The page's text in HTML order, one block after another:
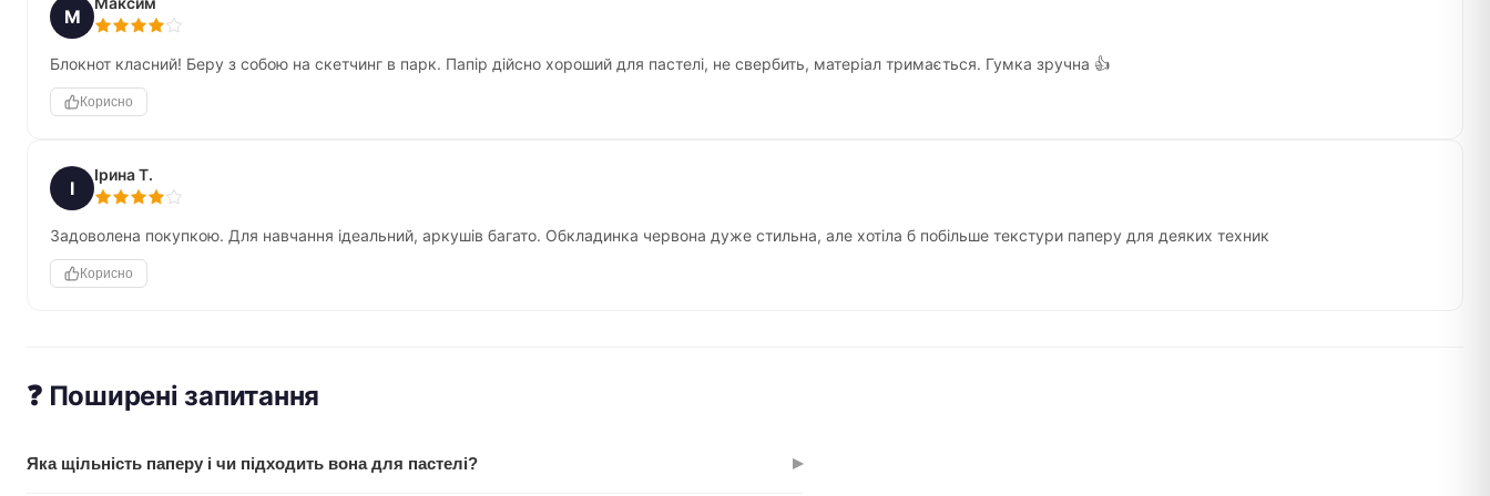
М
Блокнот класний! Беру з собою на скетчинг в парк. Папір дійсно хороший для пастелі, не свербить, матеріал тримається. Гумка зручна 👍
Корисно
І
Ірина Т.
Задоволена покупкою. Для навчання ідеальний, аркушів багато. Обкладинка червона дуже стильна, але хотіла б побільше текстури паперу для деяких техник
Корисно
❓ Поширені запитання
Яка щільність паперу і чи підходить вона для пастелі? ▸